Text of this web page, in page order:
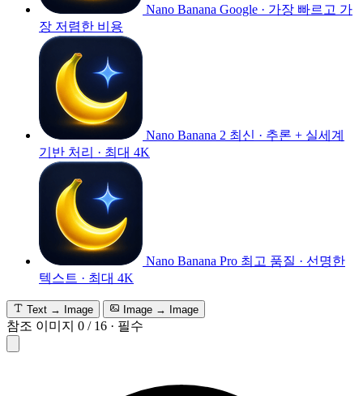
Nano Banana Google · 가장 빠르고 가
장 저렴한 비용
Nano Banana 2 최신 · 추론 + 실세계
기반 처리 · 최대 4K
Nano Banana Pro 최고 품질 · 선명한
텍스트 · 최대 4K
Text → Image Image → Image
참조 이미지 0 / 16 · 필수